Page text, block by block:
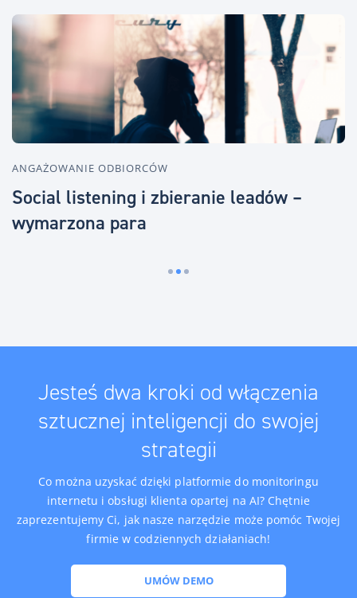
ANGAŻOWANIE ODBIORCÓW
Social listening i zbieranie leadów –
wymarzona para
Jesteś dwa kroki od włączenia
sztucznej inteligencji do swojej
strategii
Co można uzyskać dzięki platformie do monitoringu
internetu i obsługi klienta opartej na AI? Chętnie
zaprezentujemy Ci, jak nasze narzędzie może pomóc Twojej
firmie w codziennych działaniach!
UMÓW DEMO